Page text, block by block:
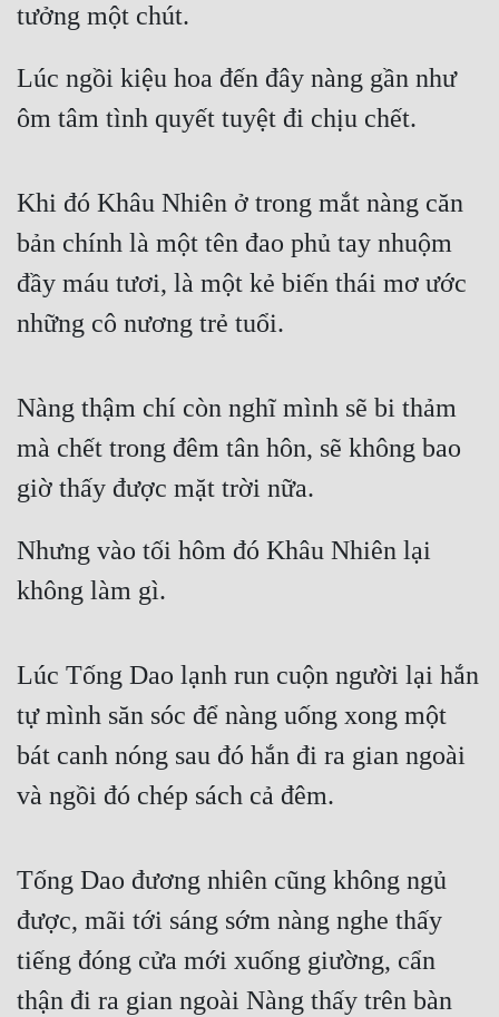
tưởng một chút.
Lúc ngồi kiệu hoa đến đây nàng gần như
ôm tâm tình quyết tuyệt đi chịu chết.
Khi đó Khâu Nhiên ở trong mắt nàng căn
bản chính là một tên đao phủ tay nhuộm
đầy máu tươi, là một kẻ biến thái mơ ước
những cô nương trẻ tuổi.
Nàng thậm chí còn nghĩ mình sẽ bi thảm
mà chết trong đêm tân hôn, sẽ không bao
giờ thấy được mặt trời nữa.
Nhưng vào tối hôm đó Khâu Nhiên lại
không làm gì.
Lúc Tống Dao lạnh run cuộn người lại hắn
tự mình săn sóc để nàng uống xong một
bát canh nóng sau đó hắn đi ra gian ngoài
và ngồi đó chép sách cả đêm.
Tống Dao đương nhiên cũng không ngủ
được, mãi tới sáng sớm nàng nghe thấy
tiếng đóng cửa mới xuống giường, cẩn
thận đi ra gian ngoài Nàng thấy trên bàn